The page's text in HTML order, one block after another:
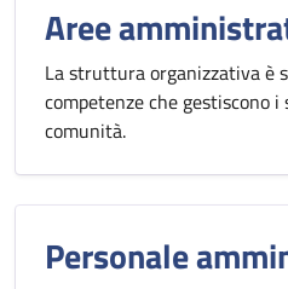
Aree
La struttura organizzativa è
competenze che gestiscono
comunità.
Personale